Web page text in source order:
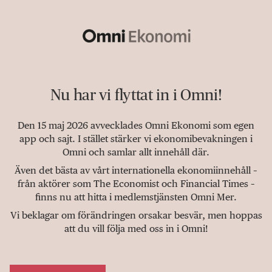
Nu har vi flyttat in i Omni!
Den 15 maj 2026 avvecklades Omni Ekonomi som egen
app och sajt. I stället stärker vi ekonomibevakningen i
Omni och samlar allt innehåll där.
Även det bästa av vårt internationella ekonomiinnehåll –
från aktörer som The Economist och Financial Times –
finns nu att hitta i medlemstjänsten Omni Mer.
Vi beklagar om förändringen orsakar besvär, men hoppas
att du vill följa med oss in i Omni!